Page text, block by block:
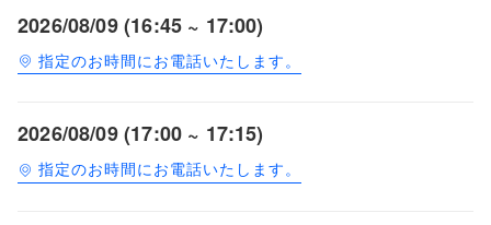
2026/08/09 (16:45 ~ 17:00)
指定のお時間にお電話いたします。
2026/08/09 (17:00 ~ 17:15)
指定のお時間にお電話いたします。